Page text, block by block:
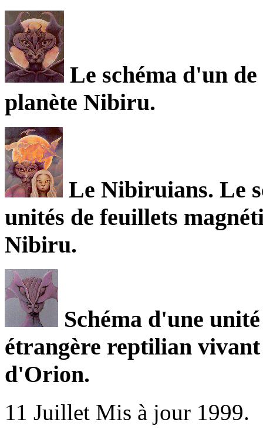
Le schéma d'un
planète Nibiru.
Le Nibiruians. Le
unités de feuillets
Nibiru.
Schéma d'une
étrangère reptilian
d'Orion.
11 Juillet Mis à jour 1999.